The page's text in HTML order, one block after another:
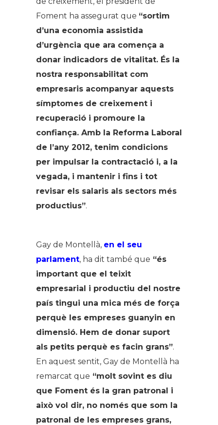
Foment ha assegurat que “sortim
d’una economia assistida
d’urgència que ara comença a
donar indicadors de vitalitat. És la
nostra responsabilitat com
empresaris acompanyar aquests
símptomes de creixement i
recuperació i promoure la
confiança. Amb la Reforma Laboral
de l’any 2012, tenim condicions
per impulsar la contractació i, a la
vegada, i mantenir i fins i tot
revisar els salaris als sectors més
productius”.
Gay de Montellà, en el seu
parlament, ha dit també que “és
important que el teixit
empresarial i productiu del nostre
país tingui una mica més de força
perquè les empreses guanyin en
dimensió. Hem de donar suport
als petits perquè es facin grans”.
En aquest sentit, Gay de Montellà ha
remarcat que “molt sovint es diu
que Foment és la gran patronal i
això vol dir, no només que som la
patronal de les empreses grans,